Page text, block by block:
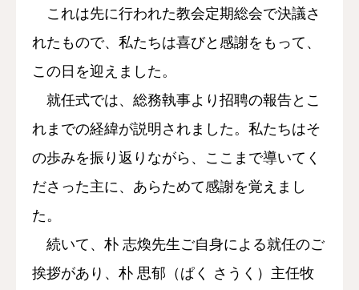
これは先に行われた教会定期総会で決議さ
れたもので、私たちは喜びと感謝をもって、
この日を迎えました。
就任式では、総務執事より招聘の報告とこ
れまでの経緯が説明されました。私たちはそ
の歩みを振り返りながら、ここまで導いてく
ださった主に、あらためて感謝を覚えまし
た。
続いて、朴 志煥先生ご自身による就任のご
挨拶があり、朴 思郁（ぱく さうく）主任牧